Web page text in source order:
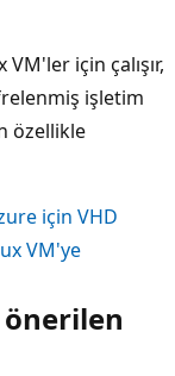
için çalışır,
işletim
özellikle
için VHD
VM'ye